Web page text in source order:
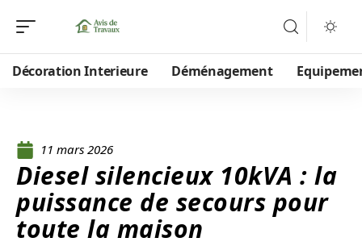
Décoration Interieure Déménagement
11 mars 2026
Diesel silencieux 10kVA : la
puissance de secours pour
toute la maison